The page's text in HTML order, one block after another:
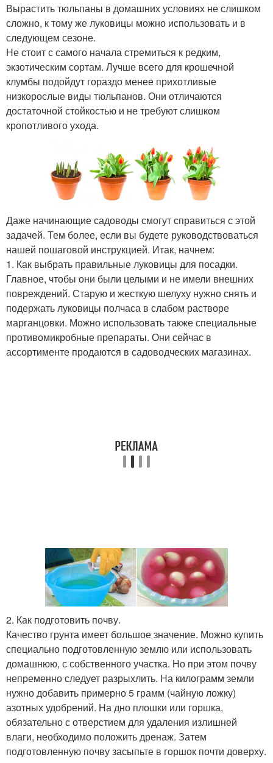
Вырастить тюльпаны в домашних условиях не слишком
сложно, к тому же луковицы можно использовать и в
следующем сезоне.
Не стоит с самого начала стремиться к редким,
экзотическим сортам. Лучше всего для крошечной
клумбы подойдут гораздо менее прихотливые
низкорослые виды тюльпанов. Они отличаются
достаточной стойкостью и не требуют слишком
кропотливого ухода.
Даже начинающие садоводы смогут справиться с этой
задачей. Тем более, если вы будете руководствоваться
нашей пошаговой инструкцией. Итак, начнем:
1. Как выбрать правильные луковицы для посадки.
Главное, чтобы они были целыми и не имели внешних
повреждений. Старую и жесткую шелуху нужно снять и
подержать луковицы полчаса в слабом растворе
марганцовки. Можно использовать также специальные
противомикробные препараты. Они сейчас в
ассортименте продаются в садоводческих магазинах.
2. Как подготовить почву.
Качество грунта имеет большое значение. Можно купить
специально подготовленную землю или использовать
домашнюю, с собственного участка. Но при этом почву
непременно следует разрыхлить. На килограмм земли
нужно добавить примерно 5 грамм (чайную ложку)
азотных удобрений. На дно плошки или горшка,
обязательно с отверстием для удаления излишней
влаги, необходимо положить дренаж. Затем
подготовленную почву засыпьте в горшок почти доверху.